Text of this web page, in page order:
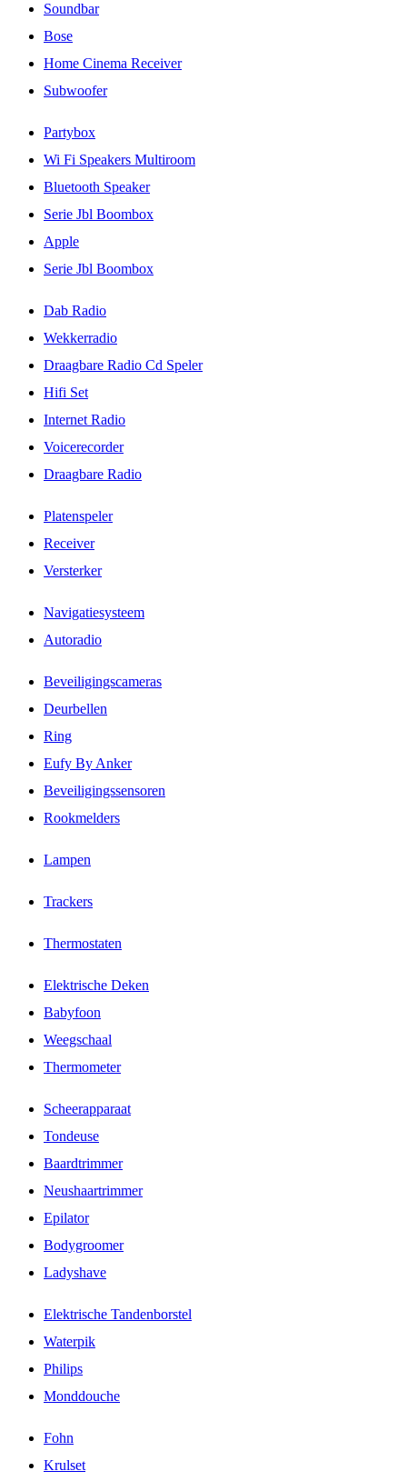
Soundbar
Bose
Home Cinema Receiver
Subwoofer
Partybox
Wi Fi Speakers Multiroom
Bluetooth Speaker
Serie Jbl Boombox
Apple
Serie Jbl Boombox
Dab Radio
Wekkerradio
Draagbare Radio Cd Speler
Hifi Set
Internet Radio
Voicerecorder
Draagbare Radio
Platenspeler
Receiver
Versterker
Navigatiesysteem
Autoradio
Beveiligingscameras
Deurbellen
Ring
Eufy By Anker
Beveiligingssensoren
Rookmelders
Lampen
Trackers
Thermostaten
Elektrische Deken
Babyfoon
Weegschaal
Thermometer
Scheerapparaat
Tondeuse
Baardtrimmer
Neushaartrimmer
Epilator
Bodygroomer
Ladyshave
Elektrische Tandenborstel
Waterpik
Philips
Monddouche
Fohn
Krulset